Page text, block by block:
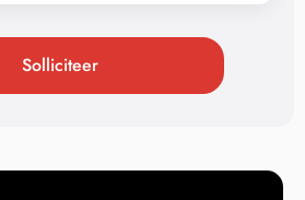
Solliciteer